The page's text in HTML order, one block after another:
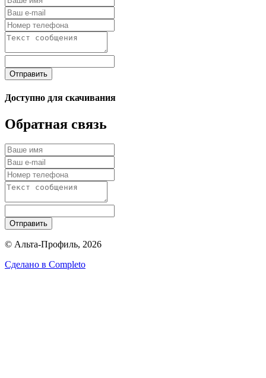
Отправить
Доступно для скачивания
Обратная связь
Отправить
© Альта-Профиль, 2026
Сделано в Completo